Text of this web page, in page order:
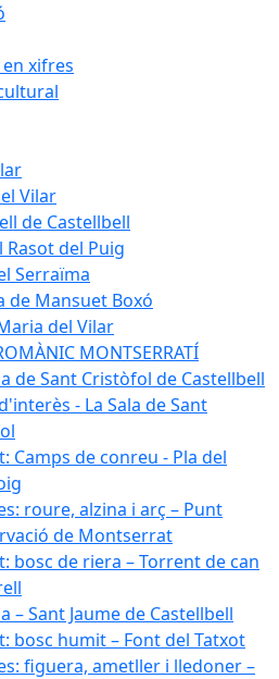
xifres
Vilar
de Castellbell
Rasot del Puig
Serraïma
de Mansuet Boxó
del Vilar
MONTSERRATÍ
de Sant Cristòfol de Castellbell
- La Sala de Sant
Camps de conreu - Pla del
roure, alzina i arç – Punt
de Montserrat
bosc de riera – Torrent de can
– Sant Jaume de Castellbell
bosc humit – Font del Tatxot
figuera, ametller i lledoner –